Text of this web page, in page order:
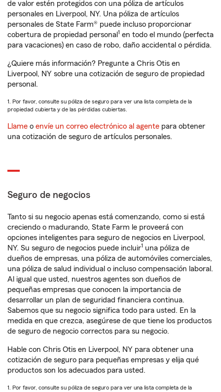
de valor estén protegidos con una póliza de artículos
personales en Liverpool, NY. Una póliza de artículos
personales de State Farm® puede incluso proporcionar
cobertura de propiedad personal 1 en todo el mundo (perfecta
para vacaciones) en caso de robo, daño accidental o pérdida.
¿Quiere más información? Pregunte a Chris Otis en
Liverpool, NY sobre una cotización de seguro de propiedad
personal.
1. Por favor, consulte su póliza de seguro para ver una lista completa de la
propiedad cubierta y de las pérdidas cubiertas.
Llame o envíe un correo electrónico al agente para obtener
una cotización de seguro de artículos personales.
Seguro de negocios
Tanto si su negocio apenas está comenzando, como si está
creciendo o madurando, State Farm le proveerá con
opciones inteligentes para seguro de negocios en Liverpool,
NY. Su seguro de negocios puede incluir1 una póliza de
dueños de empresas, una póliza de automóviles comerciales,
una póliza de salud individual o incluso compensación laboral.
Al igual que usted, nuestros agentes son dueños de
pequeñas empresas que conocen la importancia de
desarrollar un plan de seguridad financiera continua.
Sabemos que su negocio significa todo para usted. En la
medida en que crezca, asegúrese de que tiene los productos
de seguro de negocio correctos para su negocio.
Hable con Chris Otis en Liverpool, NY para obtener una
cotización de seguro para pequeñas empresas y elija qué
productos son los adecuados para usted.
1. Por favor, consulte su póliza de seguro para ver una lista completa de la